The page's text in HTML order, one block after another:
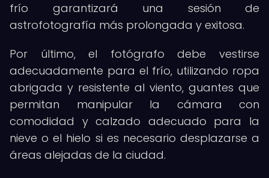
frío garantizará una sesión de
astrofotografía más prolongada y exitosa.
Por último, el fotógrafo debe vestirse
adecuadamente para el frío, utilizando ropa
abrigada y resistente al viento, guantes que
permitan manipular la cámara con
comodidad y calzado adecuado para la
nieve o el hielo si es necesario desplazarse a
áreas alejadas de la ciudad.